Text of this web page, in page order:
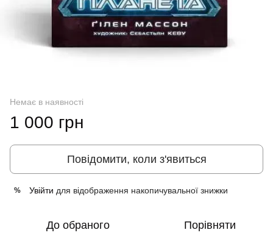
Немає в наявності
1 000 грн
Повідомити, коли з'явиться
% Увійти для відображення накопичувальної знижки
До обраного Порівняти